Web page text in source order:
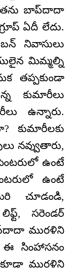
బాప్‌దాదా
ఏదీ లేదు.
నివాసులు
మిమ్మల్ని
తప్పకుండా
కుమారీలు
ఉన్నారు.
కుమారీలకు
నవ్వుతారు,
ఉంటే
ఉంటే
చూడండి,
సరెండర్
మురళిని
ఈ సింహాసనం
మురళిని